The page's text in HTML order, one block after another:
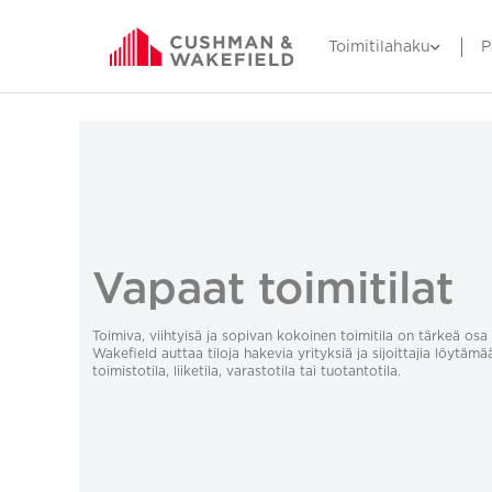
Toimitilahaku
Vapaat toimitilat
Toimiva, viihtyisä ja sopivan kokoinen toimitila on tärkeä osa
Wakefield auttaa tiloja hakevia yrityksiä ja sijoittajia
toimistotila, liiketila, varastotila tai tuotantotila.